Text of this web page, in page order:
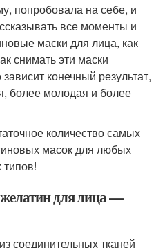
попробовала на себе, и
все моменты и
маски для лица, как
снимать эти маски
конечный результат,
более молодая и более
количество самых
масок для любых
для лица —
соединительных тканей